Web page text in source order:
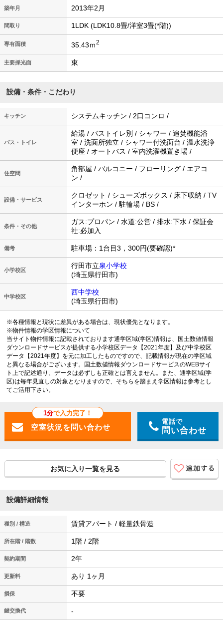
築年月 2013年2月
間取り 1LDK (LDK10.8畳/洋室3畳(*階))
専有面積 35.43ｍ2
主要採光面 東
設備・条件・こだわり
キッチン システムキッチン / 2口コンロ /
バス・トイレ
給湯 / バストイレ別 / シャワー / 追焚機能浴
室 / 洗面所独立 / シャワー付洗面台 / 温水洗浄
便座 / オートバス / 室内洗濯機置き場 /
住空間
角部屋 / バルコニー / フローリング / エアコ
ン /
設備・サービス
クロゼット / シューズボックス / 床下収納 / TV
インターホン / 駐輪場 / BS /
条件・その他
ガス:プロパン / 水道:公営 / 排水:下水 / 保証会
社:必加入
備考 駐車場：1台目3，300円(要確認)*
小学校区
行田市立泉小学校
(埼玉県行田市)
中学校区
西中学校
(埼玉県行田市)
※各種情報と現状に差異がある場合は、現状優先となります。
※物件情報の学区情報について
当サイト物件情報に記載されております通学区域(学区)情報は、国土数値情報
ダウンロードサービスが提供する小学校区データ【2021年度】及び中学校区
データ【2021年度】を元に加工したものですので、記載情報が現在の学区域
と異なる場合がございます。国土数値情報ダウンロードサービスのWEBサイ
ト上で記述通り、データは必ずしも正確とは言えません。また、通学区域(学
区)は毎年見直しの対象となりますので、そちらを踏まえ学区情報は参考とし
てご活用下さい。
1分で入力完了！
電話で
問い合わせ
お気に入り一覧を見る
設備詳細情報
種別 / 構造 賃貸アパート / 軽量鉄骨造
所在階 / 階数 1階 / 2階
契約期間 2年
更新料 あり 1ヶ月
損保 不要
鍵交換代 -